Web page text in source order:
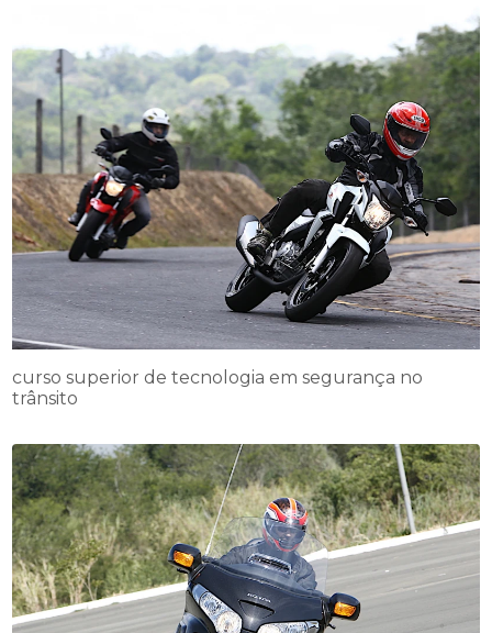
curso superior de tecnologia em segurança no
trânsito